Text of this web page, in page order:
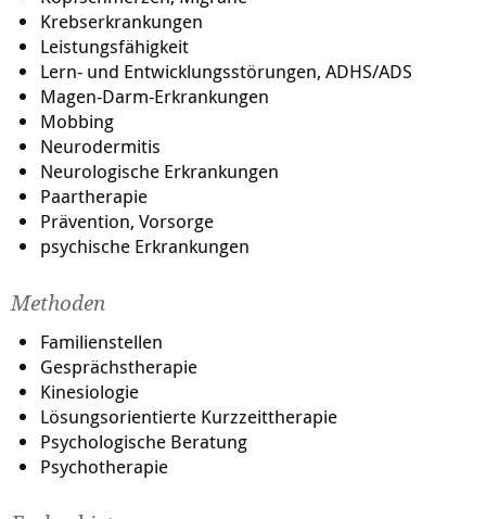
Krebserkrankungen
Leistungsfähigkeit
Lern- und Entwicklungsstörungen, ADHS/ADS
Magen-Darm-Erkrankungen
Mobbing
Neurodermitis
Neurologische Erkrankungen
Paartherapie
Prävention, Vorsorge
psychische Erkrankungen
Methoden
Familienstellen
Gesprächstherapie
Kinesiologie
Lösungsorientierte Kurzzeittherapie
Psychologische Beratung
Psychotherapie